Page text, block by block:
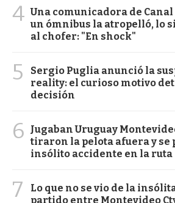
4 Una comunicadora de Canal
un ómnibus la atropelló, lo
al chofer: "En shock"
5
Sergio Puglia anunció la
reality: el curioso motivo
decisión
6
Jugaban Uruguay
tiraron la pelota afuera y se
insólito accidente en la ruta
7
Lo que no se vio de la
partido entre Montevideo